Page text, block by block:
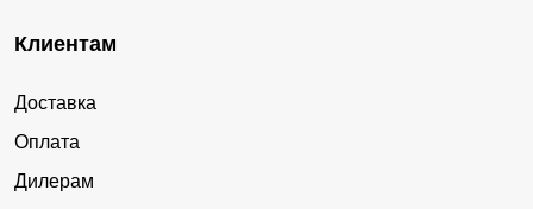
Клиентам
Доставка
Оплата
Дилерам